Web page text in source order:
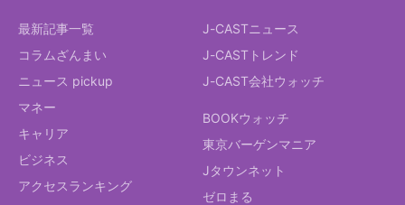
最新記事一覧
コラムざんまい
ニュース pickup
マネー
キャリア
ビジネス
アクセスランキング
J-CASTニュース
J-CASTトレンド
J-CAST会社ウォッチ
BOOKウォッチ
東京バーゲンマニア
Jタウンネット
ゼロまる